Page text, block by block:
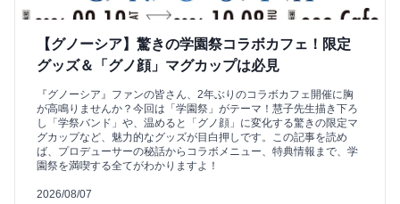
【グノーシア】驚きの学園祭コラボカフェ！限定
グッズ＆「グノ顔」マグカップは必見
『グノーシア』ファンの皆さん、2年ぶりのコラボカフェ開催に胸
が高鳴りませんか？今回は「学園祭」がテーマ！慧子先生描き下ろ
し「学祭バンド」や、温めると「グノ顔」に変化する驚きの限定マ
グカップなど、魅力的なグッズが目白押しです。この記事を読め
ば、プロデューサーの秘話からコラボメニュー、特典情報まで、学
園祭を満喫する全てがわかりますよ！
2026/08/07